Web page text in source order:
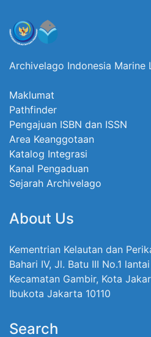
Archivelago Indonesia Marine
Maklumat
Pathfinder
Pengajuan ISBN dan ISSN
Area Keanggotaan
Katalog Integrasi
Kanal Pengaduan
Sejarah Archivelago
About Us
Kementrian Kelautan dan
Bahari IV, Jl. Batu III No.1
Kecamatan Gambir, Kota
Ibukota Jakarta 10110
Search